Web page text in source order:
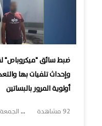
ضبط سائق "ميكروباص"
وإحداث تلفيات بها
أولوية المرور بالبساتين
92 مشاهدة ... الجمعة 7 أغسطس, 2026